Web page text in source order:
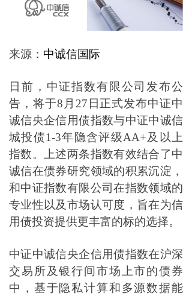
来源： 中诚信国际
日前，中证指数有限公司发布公
告，将于8月27日正式发布中证中
诚信央企信用债指数与中证中诚信
城投债1-3年隐含评级AA+及以上
指数。上述两条指数有效结合了中
诚信在债券研究领域的积累沉淀，
和中证指数有限公司在指数领域的
专业性以及市场认可度，旨在为信
用债投资提供更丰富的标的选择。
中证中诚信央企信用债指数在沪深
交易所及银行间市场上市的债券
中，基于隐私计算和多源数据能